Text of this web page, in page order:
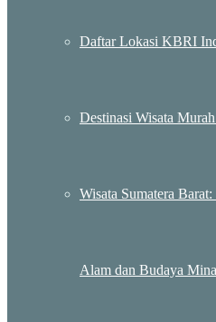
Daftar Lokasi KBRI
Destinasi Wisata
Wisata Sumatera
Alam dan Budaya